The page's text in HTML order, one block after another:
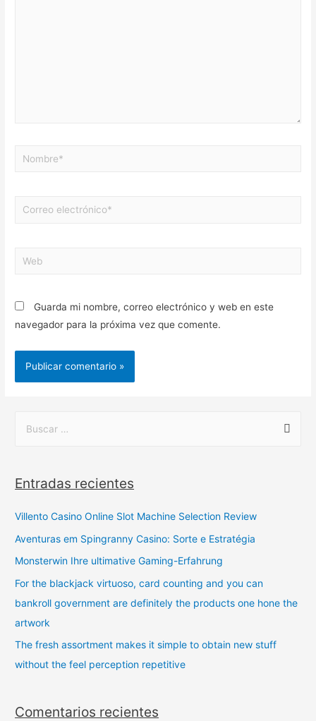
Guarda mi nombre, correo electrónico y web en este
navegador para la próxima vez que comente.
Entradas recientes
Villento Casino Online Slot Machine Selection Review
Aventuras em Spingranny Casino: Sorte e Estratégia
Monsterwin Ihre ultimative Gaming-Erfahrung
For the blackjack virtuoso, card counting and you can
bankroll government are definitely the products one hone the
artwork
The fresh assortment makes it simple to obtain new stuff
without the feel perception repetitive
Comentarios recientes